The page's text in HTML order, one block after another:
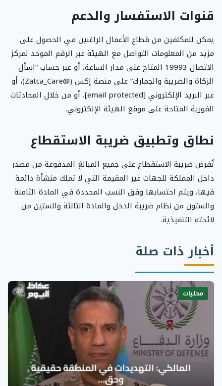
قنوات الاستفسار والدعم
يمكن للمكلفين من قطاع الأعمال الراغبين في الحصول على
مزيد من المعلومات التواصل مع الهيئة عبر الرقم الموحد لمركز
الاتصال 19993 المتاح على مدار الساعة، أو عبر حساب “اسأل
الزكاة والضريبة والجمارك” على منصة إكس (@Zatca_Care)، أو
عبر البريد الإلكتروني [email protected]، أو من خلال المحادثات
الفورية المتاحة على موقع الهيئة الإلكتروني.
نطاق وتطبيق ضريبة الاستقطاع
تُفرض ضريبة الاستقطاع على جميع المبالغ المدفوعة من مصدر
داخل المملكة للجهات غير المقيمة التي لا تملك منشأة دائمة
فيها، ويتم احتسابها وفق النسب المحددة في المادة الثامنة
والستون من نظام ضريبة الدخل والمادة الثالثة والستين من
لائحته التنفيذية.
أخبار ذات صلة
محليات